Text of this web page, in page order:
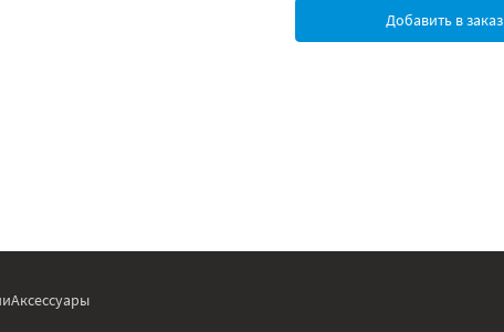
Добавить в заказ
Аксессуары